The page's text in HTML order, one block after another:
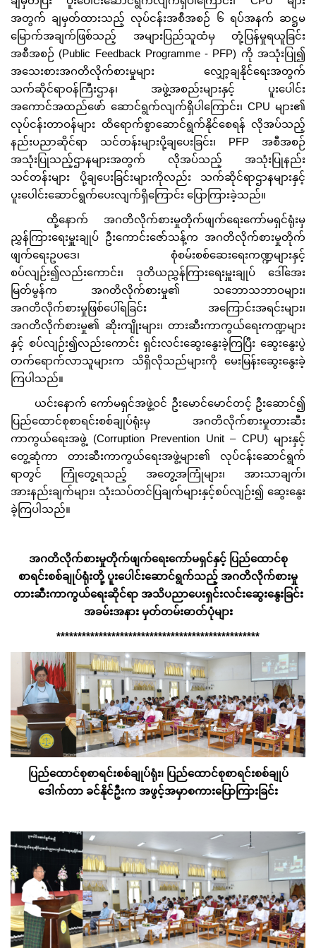
အတွက် ချမှတ်ထားသည့် လုပ်ငန်းအစီအစဉ် ၆ ရပ်အနက် ဆဋ္ဌမ
မြောက်အချက်ဖြစ်သည့် အများပြည်သူထံမှ တုံ့ပြန်မှုရယူခြင်း
အစီအစဉ် (Public Feedback Programme - PFP) ကို အသုံးပြု၍
အသေးစားအဂတိလိုက်စားမှုများ လျှော့ချနိုင်ရေးအတွက်
သက်ဆိုင်ရာဝန်ကြီးဌာန၊ အဖွဲ့အစည်းများနှင့် ပူးပေါင်း
အကောင်အထည်ဖော် ဆောင်ရွက်လျက်ရှိပါကြောင်း၊ CPU များ၏
လုပ်ငန်းတာဝန်များ ထိရောက်စွာဆောင်ရွက်နိုင်စေရန် လိုအပ်သည့်
နည်းပညာဆိုင်ရာ သင်တန်းများပို့ချပေးခြင်း၊ PFP အစီအစဉ်
အသုံးပြုသည့်ဌာနများအတွက် လိုအပ်သည့် အသုံးပြုနည်း
သင်တန်းများ ပို့ချပေးခြင်းများကိုလည်း သက်ဆိုင်ရာဌာနများနှင့်
ပူးပေါင်းဆောင်ရွက်ပေးလျက်ရှိကြောင်း ပြောကြားခဲ့သည်။
ထို့နောက် အဂတိလိုက်စားမှုတိုက်ဖျက်ရေးကော်မရှင်ရုံးမှ
ညွှန်ကြားရေးမှူးချုပ် ဦးကောင်းဇော်သန့်က အဂတိလိုက်စားမှုတိုက်
ဖျက်ရေးဥပဒေ၊ စုံစမ်းစစ်ဆေးရေးကဏ္ဍများနှင့်
စပ်လျဉ်း၍လည်းကောင်း၊ ဒုတိယညွှန်ကြားရေးမှူးချုပ် ဒေါ်အေး
မြတ်မွန်က အဂတိလိုက်စားမှု၏ သဘောသဘာဝများ၊
အဂတိလိုက်စားမှုဖြစ်ပေါ်ရခြင်း အကြောင်းအရင်းများ၊
အဂတိလိုက်စားမှု၏ ဆိုးကျိုးများ၊ တားဆီးကာကွယ်ရေးကဏ္ဍများ
နှင့် စပ်လျဉ်း၍လည်းကောင်း ရှင်းလင်းဆွေးနွေးခဲ့ကြပြီး ဆွေးနွေးပွဲ
တက်‌ရောက်လာသူများက သိရှိလိုသည်များကို မေးမြန်းဆွေးနွေးခဲ့
ကြပါသည်။
ယင်းနောက် ကော်မရှင်အဖွဲ့ဝင် ဦးမောင်မောင်တင့် ဦးဆောင်၍
ပြည်ထောင်စုစာရင်းစစ်ချုပ်ရုံးမှ အဂတိလိုက်စားမှုတားဆီး
ကာကွယ်ရေးအဖွဲ့ (Corruption Prevention Unit – CPU) များနှင့်
တွေ့ဆုံကာ တားဆီးကာကွယ်ရေးအဖွဲ့များ၏ လုပ်ငန်းဆောင်ရွက်
ရာတွင် ကြုံတွေ့ရသည့် အတွေ့အကြုံများ၊ အားသာချက်၊
အားနည်းချက်များ၊ သုံးသပ်တင်ပြချက်များနှင့်စပ်လျဉ်း၍ ဆွေးနွေး
ခဲ့ကြပါသည်။
အဂတိလိုက်စားမှုတိုက်ဖျက်ရေးကော်မရှင်နှင့် ပြည်ထောင်စု
စာရင်းစစ်ချုပ်ရုံးတို့ ပူးပေါင်းဆောင်ရွက်သည့် အဂတိလိုက်စားမှု
တားဆီးကာကွယ်ရေးဆိုင်ရာ အသိပညာပေးရှင်းလင်းဆွေးနွေးခြင်း
အခမ်းအနား မှတ်တမ်းဓာတ်ပုံများ
************************************************
ပြည်ထောင်စုစာရင်းစစ်ချုပ်ရုံး၊ ပြည်ထောင်စုစာရင်းစစ်ချုပ်
ဒေါက်တာ ခင်နိုင်ဦးက အဖွင့်အမှာစကားပြောကြားခြင်း